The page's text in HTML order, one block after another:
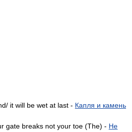
it will be wet at last - Капля и камень
gate breaks not your toe (The) - Не